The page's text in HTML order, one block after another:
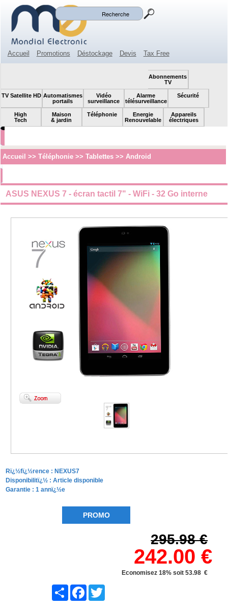
Mon compte
Accueil Promotions Déstockage Devis
Tax Free
Abonnements
TV
TV Satellite HD Automatismes
portails
Vidéo
surveillance
Alarme
télésurveillance
Sécurité
High
Tech
Maison
& jardin
Téléphonie
Energie
Renouvelable
Appareils
électriques
Accueil >> Téléphonie>> Tablettes>> Android
ASUS NEXUS 7 - écran tactil 7" - WiFi - 32 Go interne
Rï¿½fï¿½rence : NEXUS7
Disponibilitï¿½ : Article disponible
Garantie : 1 annï¿½e
PROMO
295.98 €
242.00 €
Economisez 18% soit 53.98 €
Share Facebook